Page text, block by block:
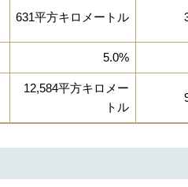
631平方キロメートル
5.0%
12,584平方キロメー
トル